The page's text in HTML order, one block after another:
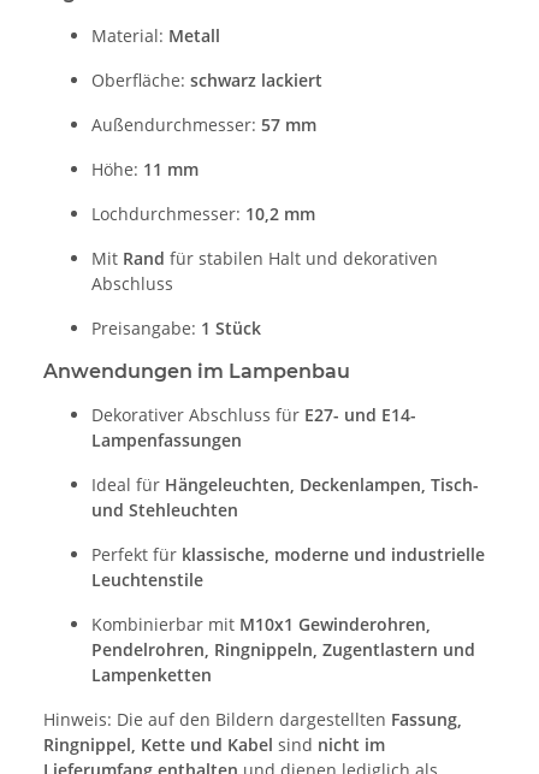
Material: Metall
Oberfläche: schwarz lackiert
Außendurchmesser: 57 mm
Höhe: 11 mm
Lochdurchmesser: 10,2 mm
Mit Rand für stabilen Halt und dekorativen
Abschluss
Preisangabe: 1 Stück
Anwendungen im Lampenbau
Dekorativer Abschluss für E27- und E14-
Lampenfassungen
Ideal für Hängeleuchten, Deckenlampen, Tisch-
und Stehleuchten
Perfekt für klassische, moderne und industrielle
Leuchtenstile
Kombinierbar mit M10x1 Gewinderohren,
Pendelrohren, Ringnippeln, Zugentlastern und
Lampenketten
Hinweis: Die auf den Bildern dargestellten Fassung,
Ringnippel, Kette und Kabel sind nicht im